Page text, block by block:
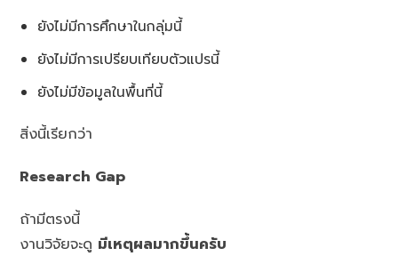
ยังไม่มีการศึกษาในกลุ่มนี้
ยังไม่มีการเปรียบเทียบตัวแปรนี้
ยังไม่มีข้อมูลในพื้นที่นี้
สิ่งนี้เรียกว่า
Research Gap
ถ้ามีตรงนี้
งานวิจัยจะดู มีเหตุผลมากขึ้นครับ